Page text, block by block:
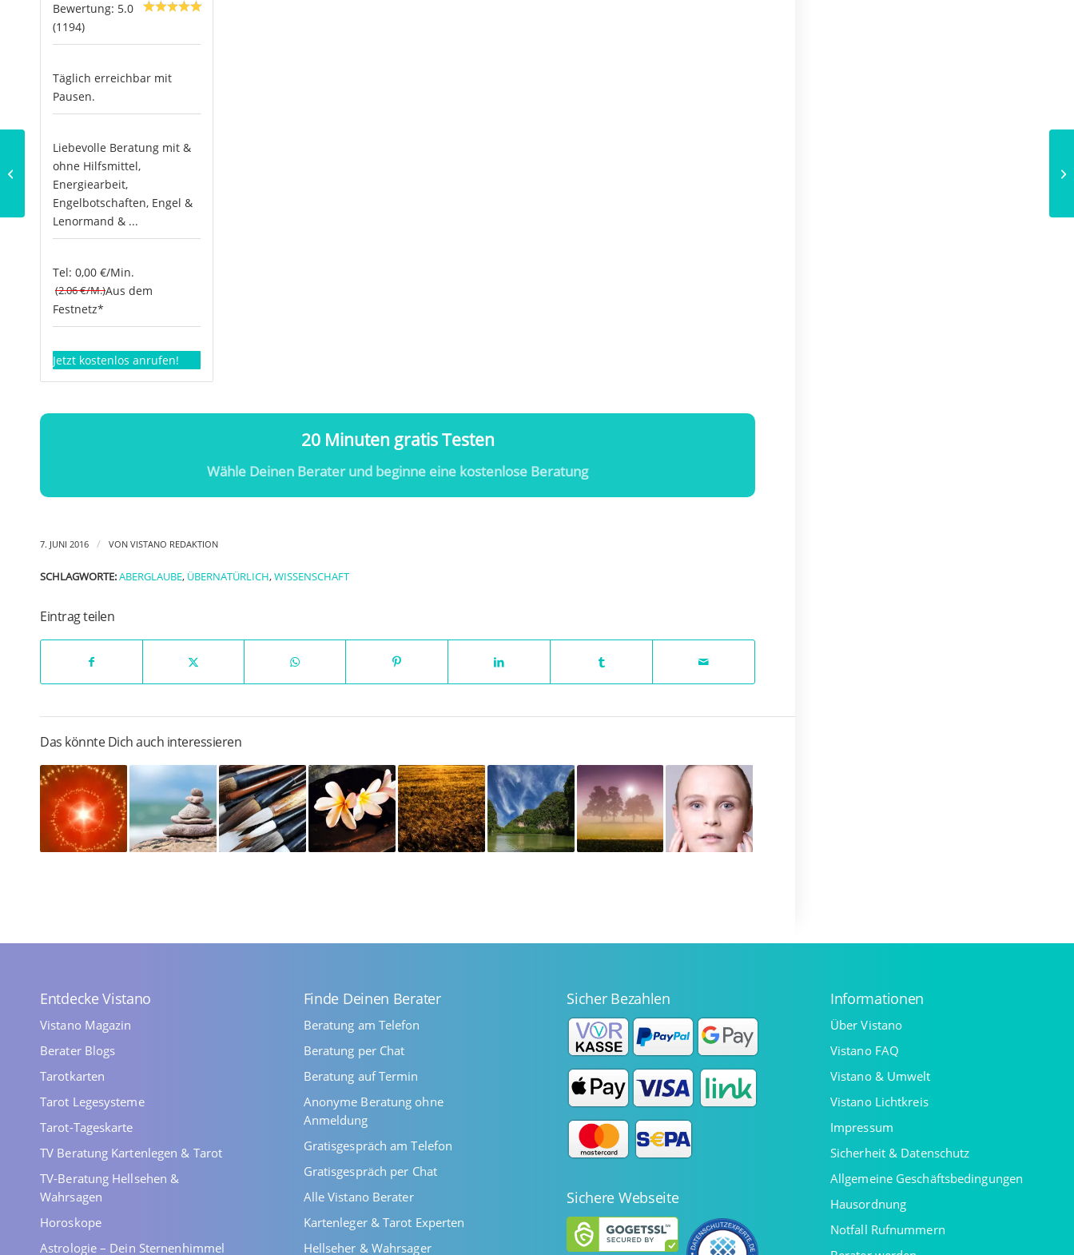
Bewertung: 5.0
(1194)
Täglich erreichbar mit
Pausen.
Liebevolle Beratung mit &
ohne Hilfsmittel,
Energiearbeit,
Engelbotschaften, Engel &
Lenormand & ...
Tel: 0,00 €/Min.
(2.06 €/M.)Aus dem
Festnetz*
Jetzt kostenlos anrufen!
20 Minuten gratis Testen
Wähle Deinen Berater und beginne eine kostenlose Beratung
7. JUNI 2016 / VON VISTANO REDAKTION
SCHLAGWORTE:ABERGLAUBE, ÜBERNATÜRLICH,WISSENSCHAFT
Eintrag teilen
Das könnte Dich auch interessieren
Entdecke Vistano
Vistano Magazin
Berater Blogs
Tarotkarten
Tarot Legesysteme
Tarot-Tageskarte
TV Beratung Kartenlegen & Tarot
TV-Beratung Hellsehen &
Wahrsagen
Horoskope
Astrologie – Dein Sternenhimmel
Finde Deinen Berater
Beratung am Telefon
Beratung per Chat
Beratung auf Termin
Anonyme Beratung ohne
Anmeldung
Gratisgespräch am Telefon
Gratisgespräch per Chat
Alle Vistano Berater
Kartenleger & Tarot Experten
Hellseher & Wahrsager
Sicher Bezahlen
Sichere Webseite
Informationen
Über Vistano
Vistano FAQ
Vistano & Umwelt
Vistano Lichtkreis
Impressum
Sicherheit & Datenschutz
Allgemeine Geschäftsbedingungen
Hausordnung
Notfall Rufnummern
Die sieben Weltwunder